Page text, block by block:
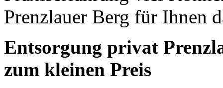
Prenzlauer Berg für Ihnen
Entsorgung privat
zum kleinen Preis